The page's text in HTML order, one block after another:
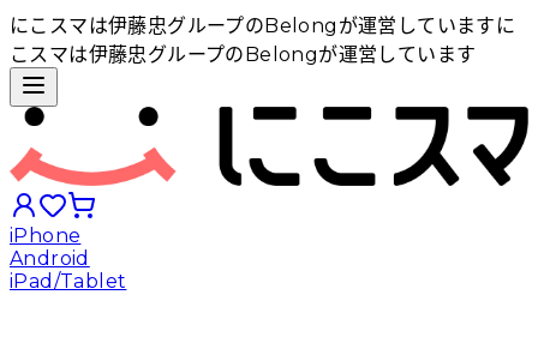
にこスマは伊藤忠グループのBelongが運営しています に
こスマは伊藤忠グループのBelongが運営しています
iPhone
Android
iPad/Tablet